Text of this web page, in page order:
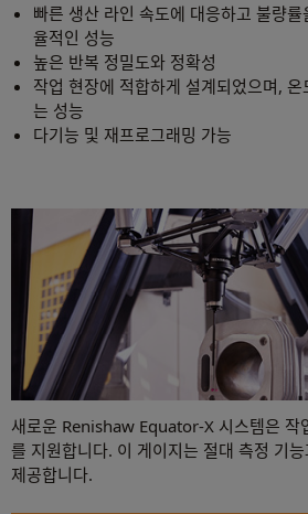
빠른 생산 라인 속도에 대응하고 불량
율적인 성능
높은 반복 정밀도와 정확성
작업 현장에 적합하게 설계되었으며,
는 성능
다기능 및 재프로그래밍 가능
새로운 Renishaw Equator-X 시스템은 작
를 지원합니다. 이 게이지는 절대 측정 기
제공합니다.